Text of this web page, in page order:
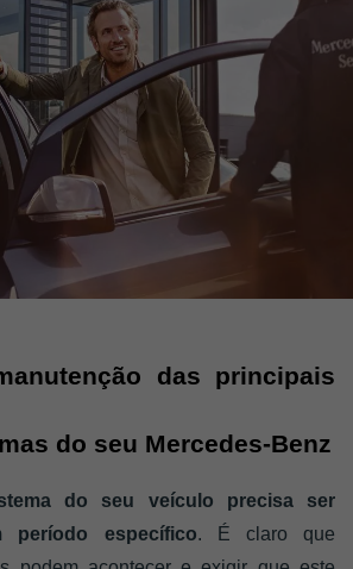
das principais
do seu Mercedes-Benz
do seu veículo precisa ser
período específico. É claro que